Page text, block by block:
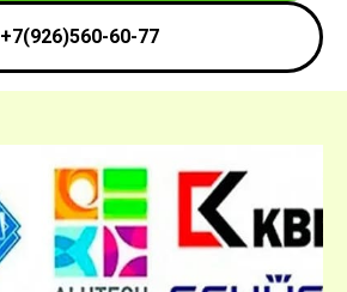
+7(926)560-60-77